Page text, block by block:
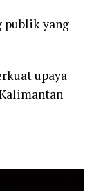
publik yang
upaya